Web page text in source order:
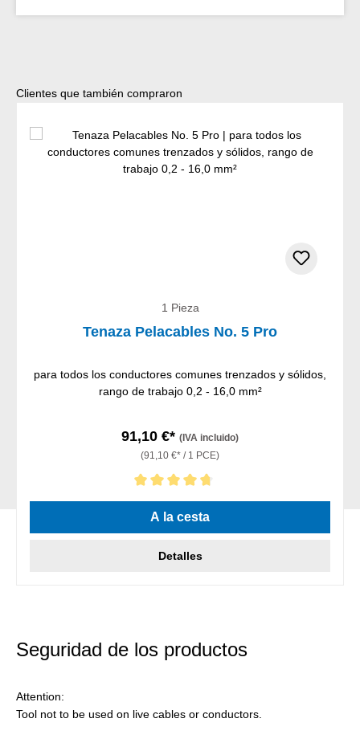
Omitir la galería de productos
Clientes que también compraron
1 Pieza
Tenaza Pelacables No. 5 Pro
para todos los conductores comunes trenzados y sólidos,
rango de trabajo 0,2 - 16,0 mm²
91,10 €* (IVA incluido)
(91,10 €* / 1 PCE)
Calificación promedio de 4.75 de 5 estrellas
A la cesta
Detalles
Seguridad de los productos
Attention:
Tool not to be used on live cables or conductors.